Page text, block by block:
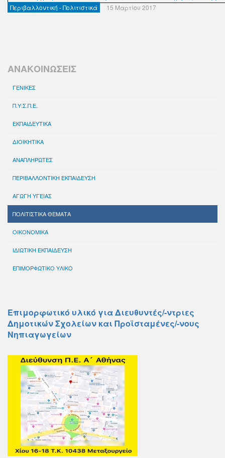
Περιβαλλοντική - Πολιτιστικά 15 Μαρτίου 2017
ΑΝΑΚΟΙΝΩΣΕΙΣ
ΓΕΝΙΚΕΣ
Π.Υ.Σ.Π.Ε.
ΕΚΠΑΙΔΕΥΤΙΚΑ
ΔΙΟΙΚΗΤΙΚΑ
ΑΝΑΠΛΗΡΩΤΕΣ
ΠΕΡΙΒΑΛΛΟΝΤΙΚΗ ΕΚΠΑΙΔΕΥΣΗ
ΑΓΩΓΗ ΥΓΕΙΑΣ
ΠΟΛΙΤΙΣΤΙΚΑ ΘΕΜΑΤΑ
ΟΙΚΟΝΟΜΙΚΑ
ΙΔΙΩΤΙΚΗ ΕΚΠΑΙΔΕΥΣΗ
ΕΠΙΜΟΡΦΩΤΙΚΟ ΥΛΙΚΟ
Επιμορφωτικό υλικό για Διευθυντές/-ντριες
Δημοτικών Σχολείων και Προϊσταμένες/-νους
Νηπιαγωγείων